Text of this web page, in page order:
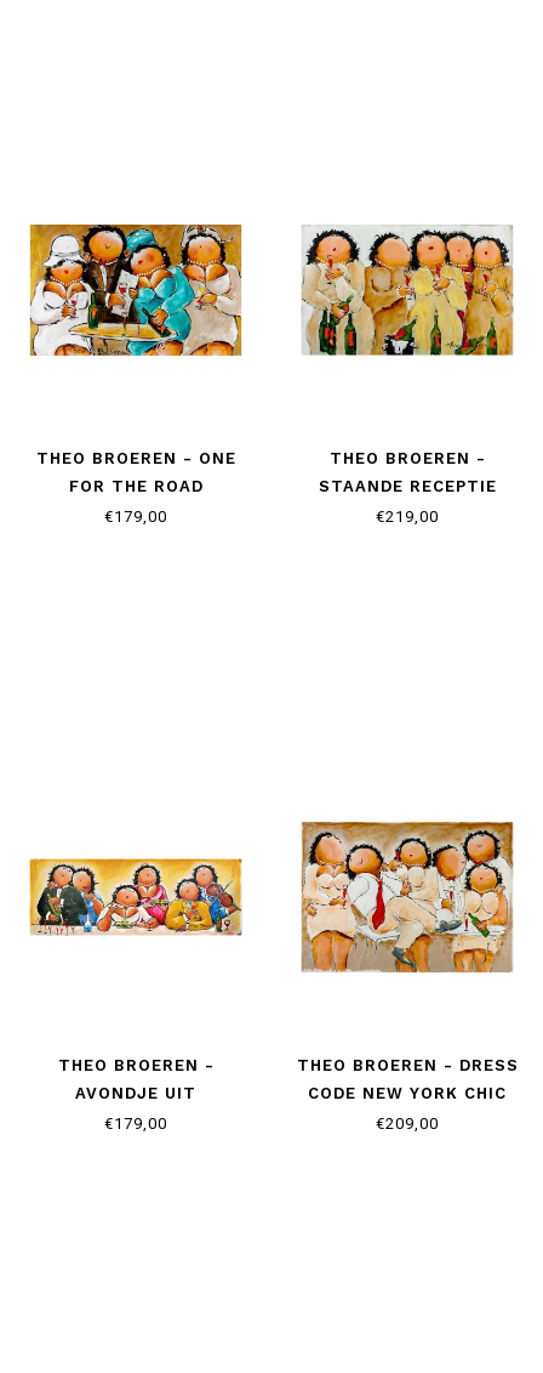
THEO BROEREN - ONE
FOR THE ROAD
€179,00
THEO BROEREN -
STAANDE RECEPTIE
€219,00
THEO BROEREN -
AVONDJE UIT
€179,00
THEO BROEREN - DRESS
CODE NEW YORK CHIC
€209,00